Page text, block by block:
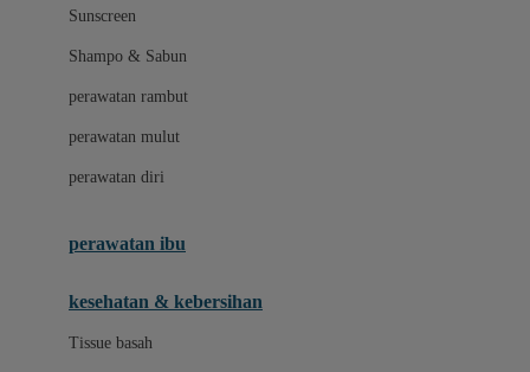
MATCHBOX
Sunscreen
Shampo & Sabun
perawatan rambut
perawatan mulut
perawatan diri
perawatan ibu
kesehatan & kebersihan
Tissue basah